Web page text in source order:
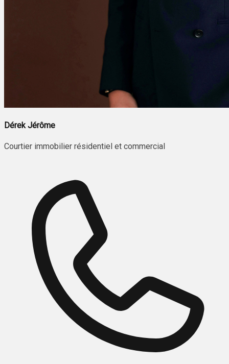
Dérek Jérôme
Courtier immobilier résidentiel et commercial